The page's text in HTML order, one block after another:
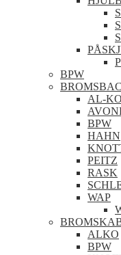
BPW
AL-KO
BPW
HAHN
PEITZ
RASK
WAP
ALKO
BPW